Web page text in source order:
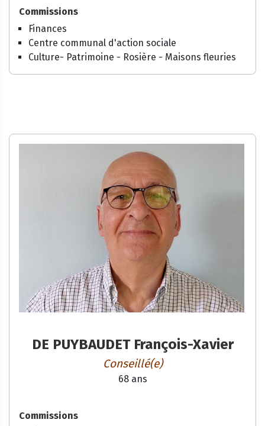
Commissions
Finances
Centre communal d'action sociale
Culture- Patrimoine - Rosière - Maisons fleuries
DE PUYBAUDET François-Xavier
Conseillé(e)
68 ans
Commissions